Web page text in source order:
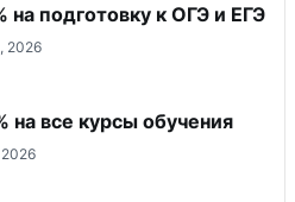
на подготовку к ОГЭ и ЕГЭ
2026
на все курсы обучения